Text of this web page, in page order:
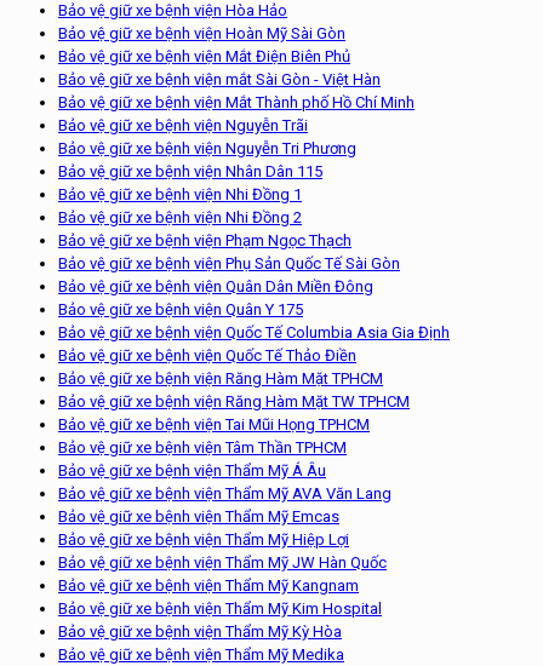
Bảo vệ giữ xe bệnh viện Hòa Hảo
Bảo vệ giữ xe bệnh viện Hoàn Mỹ Sài Gòn
Bảo vệ giữ xe bệnh viện Mắt Điện Biên Phủ
Bảo vệ giữ xe bệnh viện mắt Sài Gòn - Việt Hàn
Bảo vệ giữ xe bệnh viện Mắt Thành phố Hồ Chí Minh
Bảo vệ giữ xe bệnh viện Nguyễn Trãi
Bảo vệ giữ xe bệnh viện Nguyễn Tri Phương
Bảo vệ giữ xe bệnh viện Nhân Dân 115
Bảo vệ giữ xe bệnh viện Nhi Đồng 1
Bảo vệ giữ xe bệnh viện Nhi Đồng 2
Bảo vệ giữ xe bệnh viện Phạm Ngọc Thạch
Bảo vệ giữ xe bệnh viện Phụ Sản Quốc Tế Sài Gòn
Bảo vệ giữ xe bệnh viện Quân Dân Miền Đông
Bảo vệ giữ xe bệnh viện Quân Y 175
Bảo vệ giữ xe bệnh viện Quốc Tế Columbia Asia Gia Định
Bảo vệ giữ xe bệnh viện Quốc Tế Thảo Điền
Bảo vệ giữ xe bệnh viện Răng Hàm Mặt TPHCM
Bảo vệ giữ xe bệnh viện Răng Hàm Mặt TW TPHCM
Bảo vệ giữ xe bệnh viện Tai Mũi Họng TPHCM
Bảo vệ giữ xe bệnh viện Tâm Thần TPHCM
Bảo vệ giữ xe bệnh viện Thẩm Mỹ Á Âu
Bảo vệ giữ xe bệnh viện Thẩm Mỹ AVA Văn Lang
Bảo vệ giữ xe bệnh viện Thẩm Mỹ Emcas
Bảo vệ giữ xe bệnh viện Thẩm Mỹ Hiệp Lợi
Bảo vệ giữ xe bệnh viện Thẩm Mỹ JW Hàn Quốc
Bảo vệ giữ xe bệnh viện Thẩm Mỹ Kangnam
Bảo vệ giữ xe bệnh viện Thẩm Mỹ Kim Hospital
Bảo vệ giữ xe bệnh viện Thẩm Mỹ Kỳ Hòa
Bảo vệ giữ xe bệnh viện Thẩm Mỹ Medika